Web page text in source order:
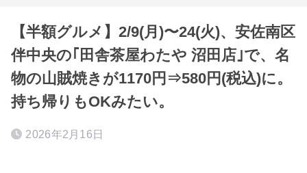
【半額グルメ】2/9(月)〜24(火)、安佐南区
伴中央の｢田舎茶屋わたや 沼田店｣で、名
物の山賊焼きが1170円⇒580円(税込)に。
持ち帰りもOKみたい。
2026年2月16日